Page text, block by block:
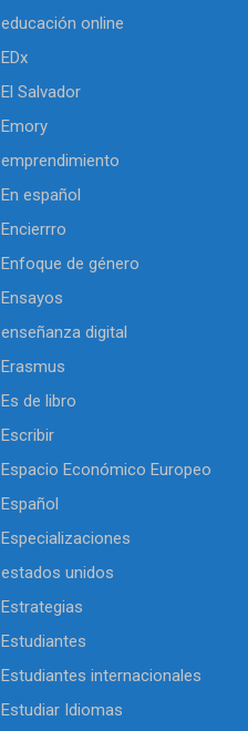
educación online
EDx
El Salvador
Emory
emprendimiento
En español
Encierrro
Enfoque de género
Ensayos
enseñanza digital
Erasmus
Es de libro
Escribir
Espacio Económico Europeo
Español
Especializaciones
estados unidos
Estrategias
Estudiantes
Estudiantes internacionales
Estudiar Idiomas